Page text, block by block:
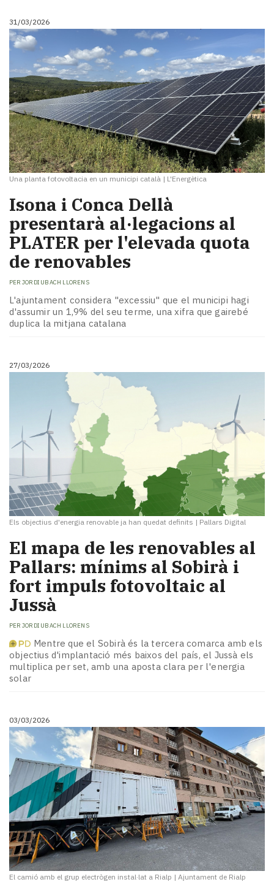
31/03/2026
Una planta fotovoltacia en un municipi català | L'Energètica
Isona i Conca Dellà
presentarà al·legacions al
PLATER per l'elevada quota
de renovables
PER JORDI UBACH LLORENS
L'ajuntament considera "excessiu" que el municipi hagi
d'assumir un 1,9% del seu terme, una xifra que gairebé
duplica la mitjana catalana
27/03/2026
Els objectius d'energia renovable ja han quedat definits | Pallars Digital
El mapa de les renovables al
Pallars: mínims al Sobirà i
fort impuls fotovoltaic al
Jussà
PER JORDI UBACH LLORENS
Mentre que el Sobirà és la tercera comarca amb els
objectius d'implantació més baixos del país, el Jussà els
multiplica per set, amb una aposta clara per l'energia
solar
03/03/2026
El camió amb el grup electrògen instal·lat a Rialp | Ajuntament de Rialp